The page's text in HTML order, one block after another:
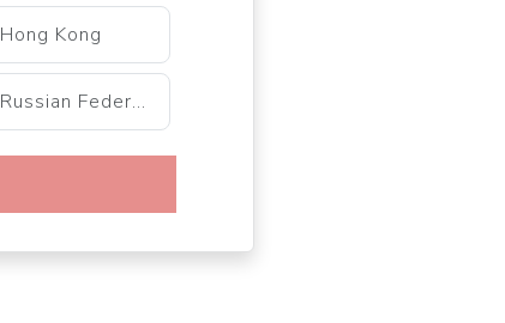
Hong Kong
Russian Federation